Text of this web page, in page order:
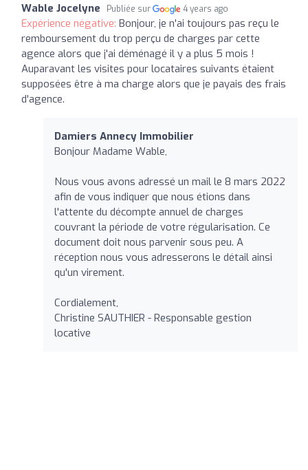
Wable Jocelyne Publiée sur 4 years ago
Expérience négative: Bonjour, je n'ai toujours pas reçu le
remboursement du trop perçu de charges par cette
agence alors que j'ai déménagé il y a plus 5 mois !
Auparavant les visites pour locataires suivants étaient
supposées être à ma charge alors que je payais des frais
d'agence.
Damiers Annecy Immobilier
Bonjour Madame Wable,
Nous vous avons adressé un mail le 8 mars 2022
afin de vous indiquer que nous étions dans
l'attente du décompte annuel de charges
couvrant la période de votre régularisation. Ce
document doit nous parvenir sous peu. A
réception nous vous adresserons le détail ainsi
qu'un virement.
Cordialement,
Christine SAUTHIER - Responsable gestion
locative